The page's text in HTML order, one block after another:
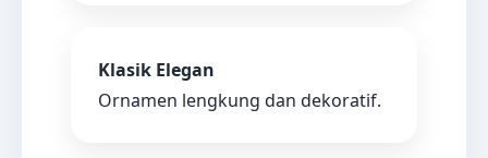
Klasik Elegan
Ornamen lengkung dan dekoratif.